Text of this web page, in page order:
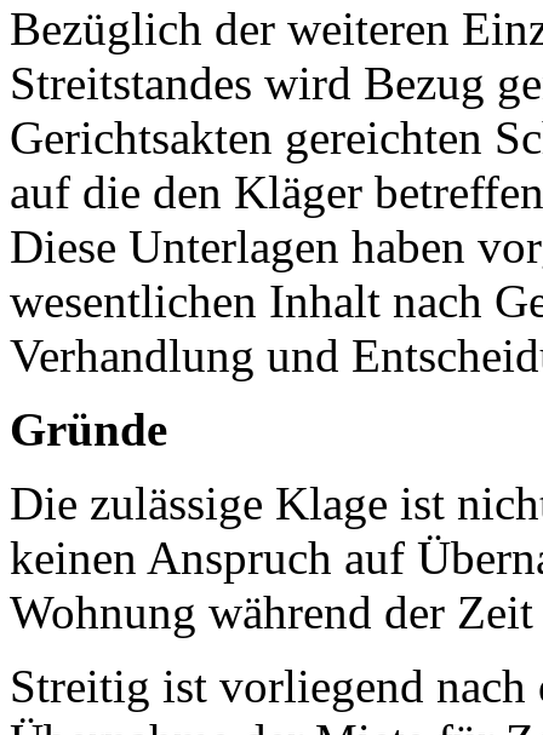
Bezüglich der weiteren
Streitstandes wird Bezug
Gerichtsakten gereichten
auf die den Kläger
Diese Unterlagen haben
wesentlichen Inhalt nach
Verhandlung und
Gründe
Die zulässige Klage ist
keinen Anspruch auf
Wohnung während der
Streitig ist vorliegend nach